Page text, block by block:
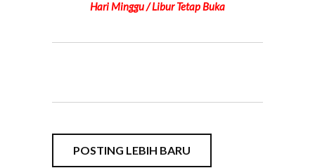
Hari Minggu / Libur Tetap Buka
POSTING LEBIH BARU